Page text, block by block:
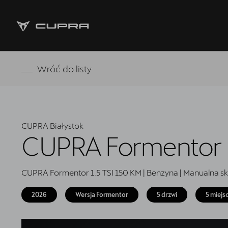
Strona główna
Samochody dostępne od ręki
5 lat gwarancji
Finansowanie
Serwis
Wróć do listy
CUPRA Białystok
CUPRA Formentor
CUPRA Formentor 1.5 TSI 150 KM | Benzyna | Manualna
2026 Wersja Formentor 5 drzwi 5